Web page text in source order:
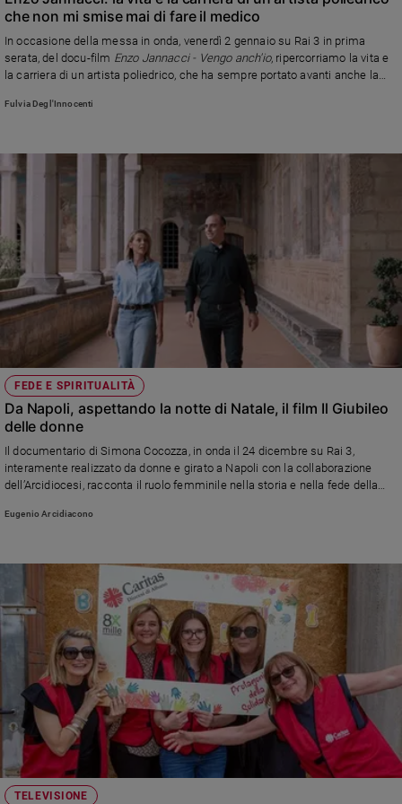
e
giovani
Adolescenza
Bioetica
Vai
Riflessioni
Video
Privacy
Policy
Chi
Pubblicità
Registrati
Redazione
Social
che non mi smise mai di fare il medico
In occasione della messa in onda, venerdì 2 gennaio su Rai 3 in prima
serata, del docu-film Enzo Jannacci - Vengo anch'io, ripercorriamo la vita e
la carriera di un artista poliedrico, che ha sempre portato avanti anche la
Fulvia Degl'Innocenti
FEDE E SPIRITUALITÀ
Da Napoli, aspettando la notte di Natale, il film Il Giubileo
delle donne
Il documentario di Simona Cocozza, in onda il 24 dicembre su Rai 3,
interamente realizzato da donne e girato a Napoli con la collaborazione
dell’Arcidiocesi, racconta il ruolo femminile nella storia e nella fede della
Eugenio Arcidiacono
TELEVISIONE